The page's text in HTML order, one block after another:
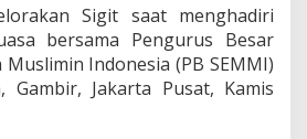
k
a
n
B
e
Sigit saat menghadiri
bersama Pengurus Besar
Indonesia (PB SEMMI)
Gambir, Jakarta Pusat, Kamis